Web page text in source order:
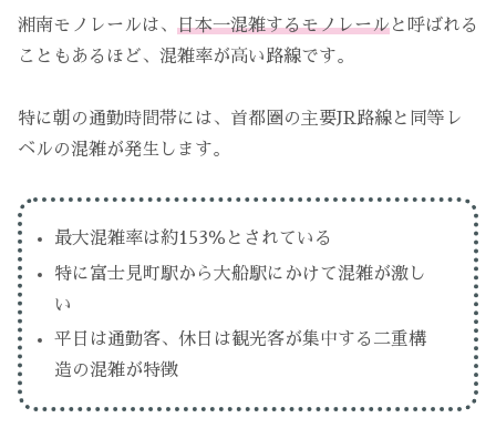
湘南モノレールは、 日本一混雑するモノレールと呼ばれる
こともあるほど、混雑率が高い路線です。
特に朝の通勤時間帯には、首都圏の主要JR路線と同等レ
ベルの混雑が発生します。
最大混雑率は約153％とされている
特に富士見町駅から大船駅にかけて混雑が激し
い
平日は通勤客、休日は観光客が集中する二重構
造の混雑が特徴